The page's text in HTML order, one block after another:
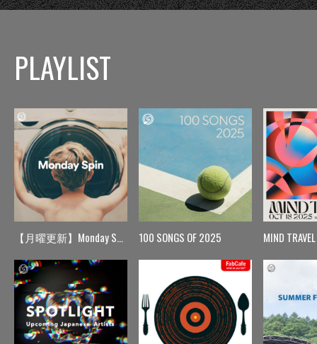
PLAYLIST
【月曜更新】Monday Spin 100 SONGS OF 2025 MIND TRAVEL